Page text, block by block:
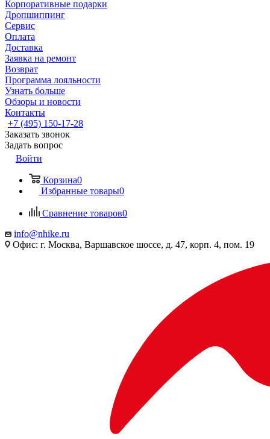
Корпоративные подарки
Дропшиппинг
Сервис
Оплата
Доставка
Заявка на ремонт
Возврат
Программа лояльности
Узнать больше
Обзоры и новости
Контакты
+7 (495) 150-17-28
Заказать звонок
Задать вопрос
Войти
Корзина0
Избранные товары0
Сравнение товаров0
info@nhike.ru
Офис: г. Москва, Варшавское шоссе, д. 47, корп. 4, пом. 19